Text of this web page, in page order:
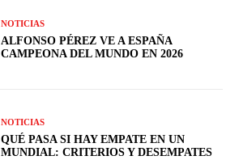
NOTICIAS
ALFONSO PÉREZ VE A ESPAÑA
CAMPEONA DEL MUNDO EN 2026
NOTICIAS
QUÉ PASA SI HAY EMPATE EN UN
MUNDIAL: CRITERIOS Y DESEMPATES